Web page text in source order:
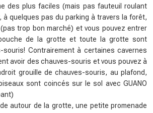
des plus faciles (mais pas fauteuil roulant
à quelques pas du parking à travers la forêt,
trop bon marché) et vous pouvez entrer
de la grotte et toute la grotte sont
souris! Contrairement à certaines cavernes
avoir des chauves-souris et vous pouvez à
grouille de chauves-souris, au plafond,
sont coincés sur le sol avec GUANO
autour de la grotte, une petite promenade